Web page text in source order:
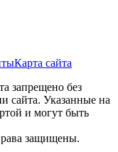
Карта сайта
запрещено без
сайта. Указанные на
и могут быть
защищены.